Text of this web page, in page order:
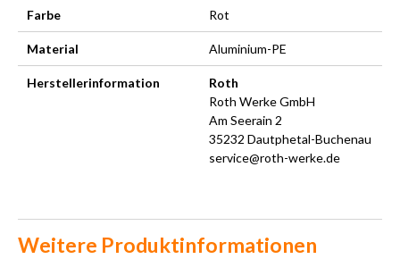
Farbe Rot
Material Aluminium-PE
Herstellerinformation
Roth
Roth Werke GmbH
Am Seerain 2
35232 Dautphetal-Buchenau
service@roth-werke.de
Weitere Produktinformationen